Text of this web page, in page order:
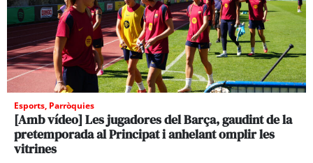
Esports, Parròquies
[Amb vídeo] Les jugadores del Barça, gaudint de la
pretemporada al Principat i anhelant omplir les
vitrines